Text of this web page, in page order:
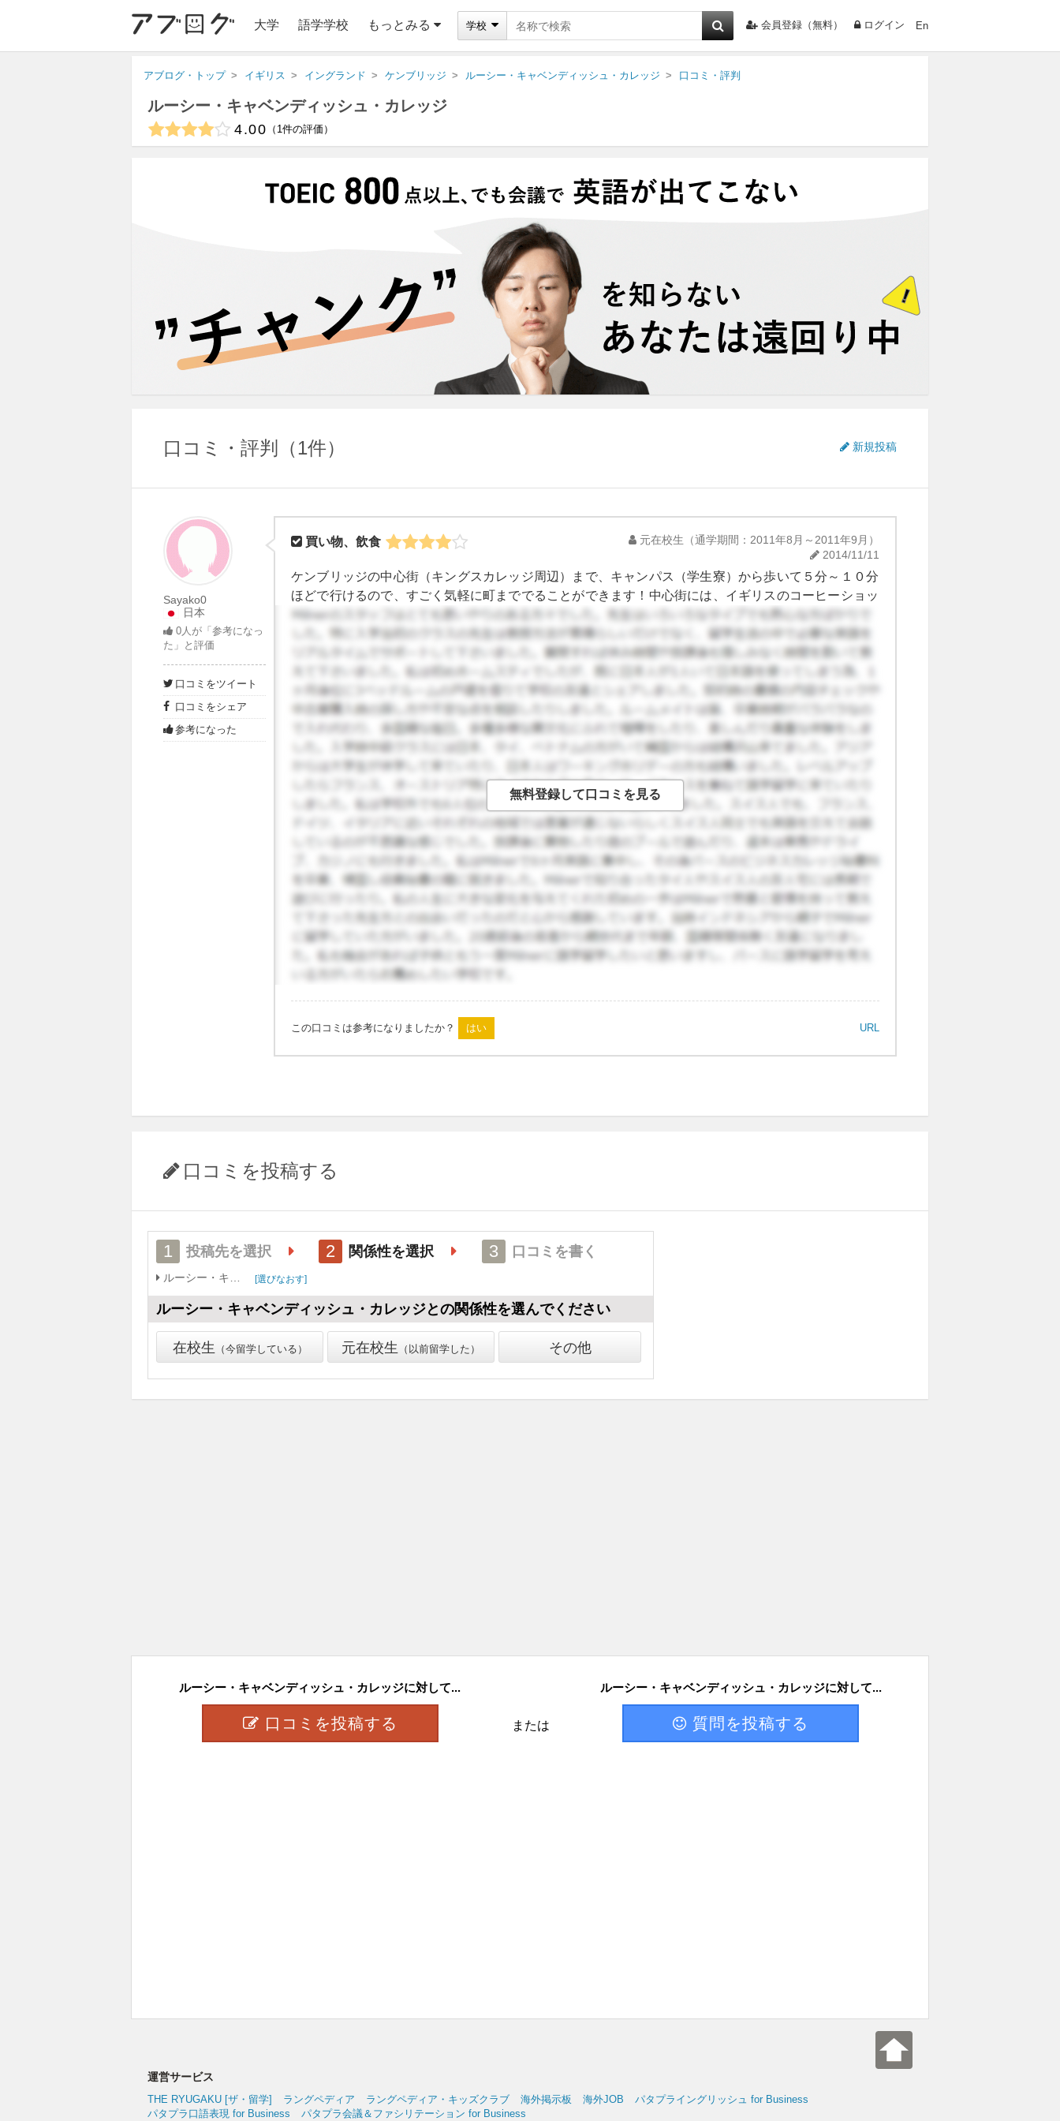
大学 語学学校 もっとみる 学校 会員登録（無料） ログイン En
アブログ・トップ イギリス イングランド ケンブリッジ ルーシー・キャベンディッシュ・カレッジ 口コミ・評判
ルーシー・キャベンディッシュ・カレッジ
4.00 1件の評価
口コミ・評判 1件 新規投稿
Sayako0
日本
0人が「参考になっ
た」と評価
口コミをツイート
口コミをシェア
参考になった
買い物、飲食 元在校生 （通学期間：2011年8月～2011年9月）
2014/11/11
ケンブリッジの中心街（キングスカレッジ周辺）まで、キャンパス（学生寮）から歩いて５分～１０分
ほどで行けるので、すごく気軽に町まででることができます！中心街には、イギリスのコーヒーショッ
プとしておなじみのＣＯＳＴＡなどはもちろん、アフタヌーンティーを楽しめる素敵な喫茶店も。 ケン
ブリッジ大学には各国から学生がやってきていることもあり、さまざまな国籍の料理も楽しむことがで
きました！ わたしが試したのは、イタリアン・中華・韓国料理でしたが、どれも本格的で美味しかった
です。ちなみにわたしの滞在は短期留学だったので、平日のご飯は大学側で用意してもらえましたが、
もし長期滞在するにしても中心街には大きなスーパー（セインズベリー）があるので、食品調達には困
らないと思います。 あとは、中心街とカレッジの近くに良い雰囲気のパブが何軒かあり、公園近くのパ
ブではオープンテラスでお酒を楽しみながら午後を過ごしている人も、休日にはよく見かけます。 ★４
つの理由は、やっぱりスーパーでお買い物した時の食品のおいしさが一か八かなところです（これはこ
のキャンパスで、というより、イギリスの食品に関してかもしれませんが…）。紅茶などはだいたい外
しませんが、甘いものは覚悟して買った方がいいかもしれません（すごく甘いこと多々ありです）
この口コミは参考になりましたか？ URL
口コミを投稿する
1 投稿先を選択
ルーシー・キャベンディッシュ・カレッジ 選びなおす
2 関係性を選択 3 口コミを書く
ルーシー・キャベンディッシュ・カレッジとの関係性を選んでください
在校生 今留学している 元在校生 以前留学した その他
ルーシー・キャベンディッシュ・カレッジに対して...
口コミを投稿する または
ルーシー・キャベンディッシュ・カレッジに対して...
質問を投稿する
運営サービス
THE RYUGAKU [ザ・留学] ラングペディア ラングペディア・キッズクラブ 海外掲示板 海外JOB
パタプライングリッシュ for Business
パタプラ口語表現 for Business
パタプラ会議＆ファシリテーション for Business